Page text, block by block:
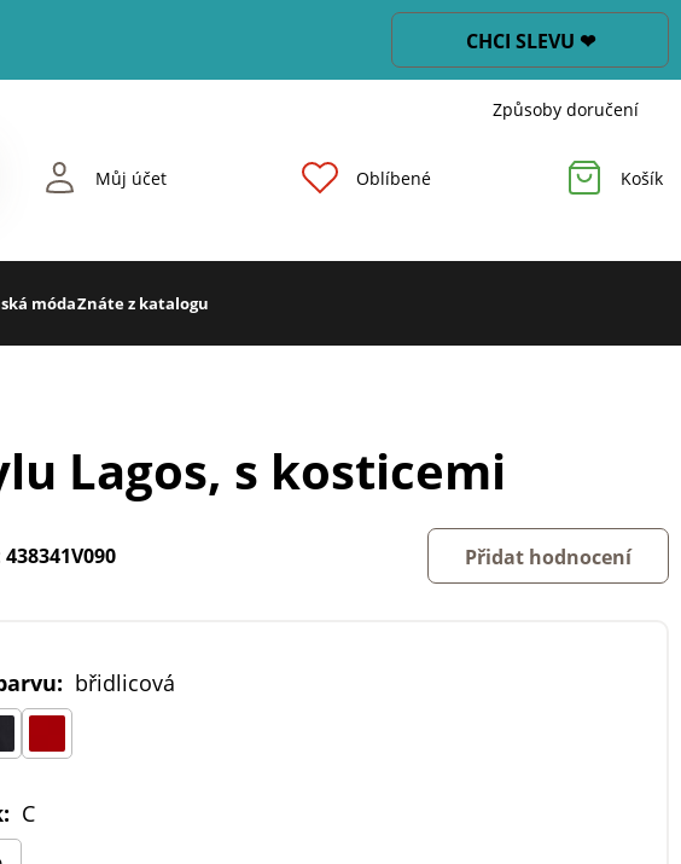
CHCI SLEVU ❤
Způsoby doručení
Můj účet Oblíbené Košík
módaZnáte z katalogu
Lagos, s kosticemi
438341V090 Přidat hodnocení
břidlicová
C